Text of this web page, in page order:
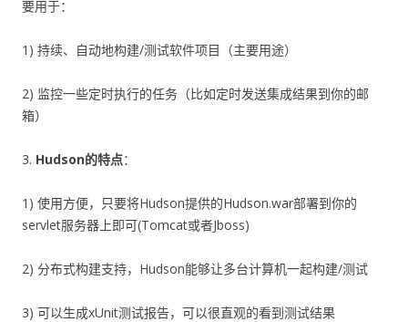
要用于：
1) 持续、自动地构建/测试软件项目（主要用途）
2) 监控一些定时执行的任务（比如定时发送集成结果到你的邮
箱）
3. Hudson的特点：
1) 使用方便，只要将Hudson提供的Hudson.war部署到你的
servlet服务器上即可(Tomcat或者Jboss)
2) 分布式构建支持，Hudson能够让多台计算机一起构建/测试
3) 可以生成xUnit测试报告，可以很直观的看到测试结果